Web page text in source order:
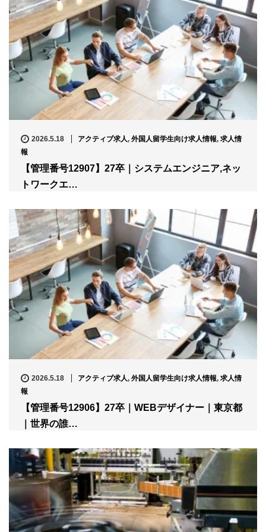
2026.5.18 アクティブ求人, 外国人留学生向け求人情報, 求人情
報
【管理番号12907】27卒｜システムエンジニア,ネッ
トワークエ…
2026.5.18 アクティブ求人, 外国人留学生向け求人情報, 求人情
報
【管理番号12906】27卒｜WEBデザイナー｜東京都
｜世界の誰…